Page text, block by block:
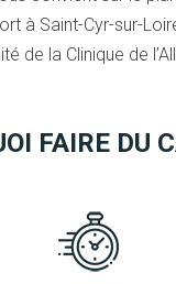
à Saint-Cyr-sur-
de la Clinique de
FAIRE DU